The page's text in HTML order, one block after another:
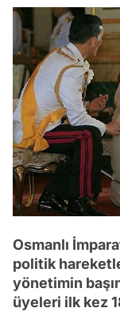
Osmanlı
politik
yönetimin
üyeleri ilk kez